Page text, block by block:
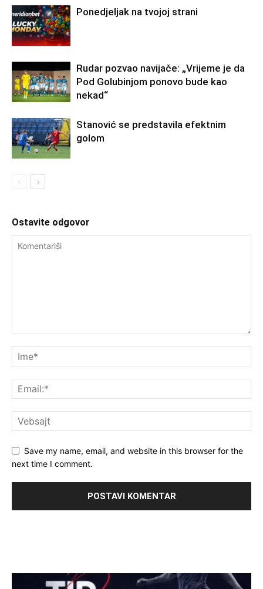
Ponedjeljak na tvojoj strani
Rudar pozvao navijače: „Vrijeme je da
Pod Golubinjom ponovo bude kao
nekad“
Stanović se predstavila efektnim
golom
Ostavite odgovor
Save my name, email, and website in this browser for the
next time I comment.